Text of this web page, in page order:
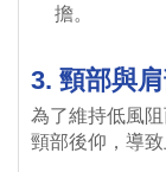
擔。
3. 頸部與
為了維持低風
頸部後仰，導